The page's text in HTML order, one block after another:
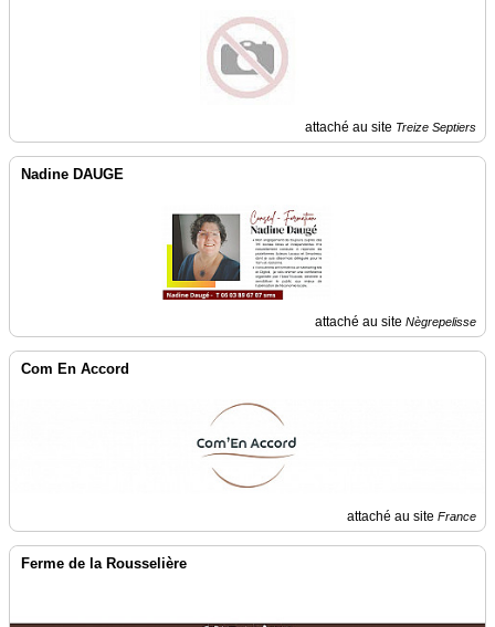
attaché au site Treize Septiers
Nadine DAUGE
attaché au site Nègrepelisse
Com En Accord
attaché au site France
Ferme de la Rousselière